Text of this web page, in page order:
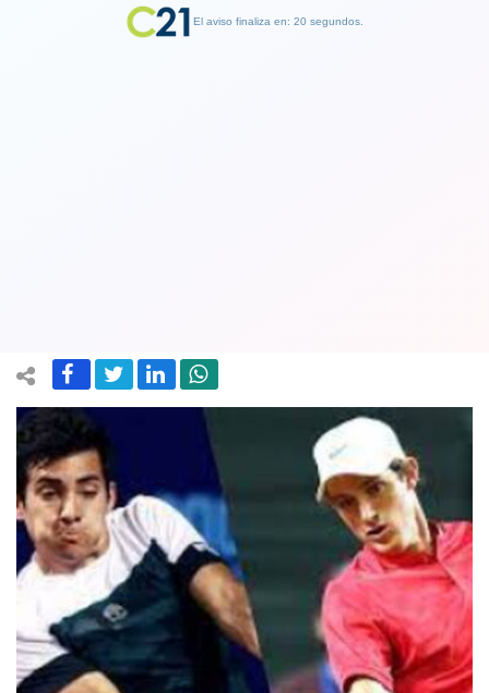
El aviso finaliza en: 19 segundos.